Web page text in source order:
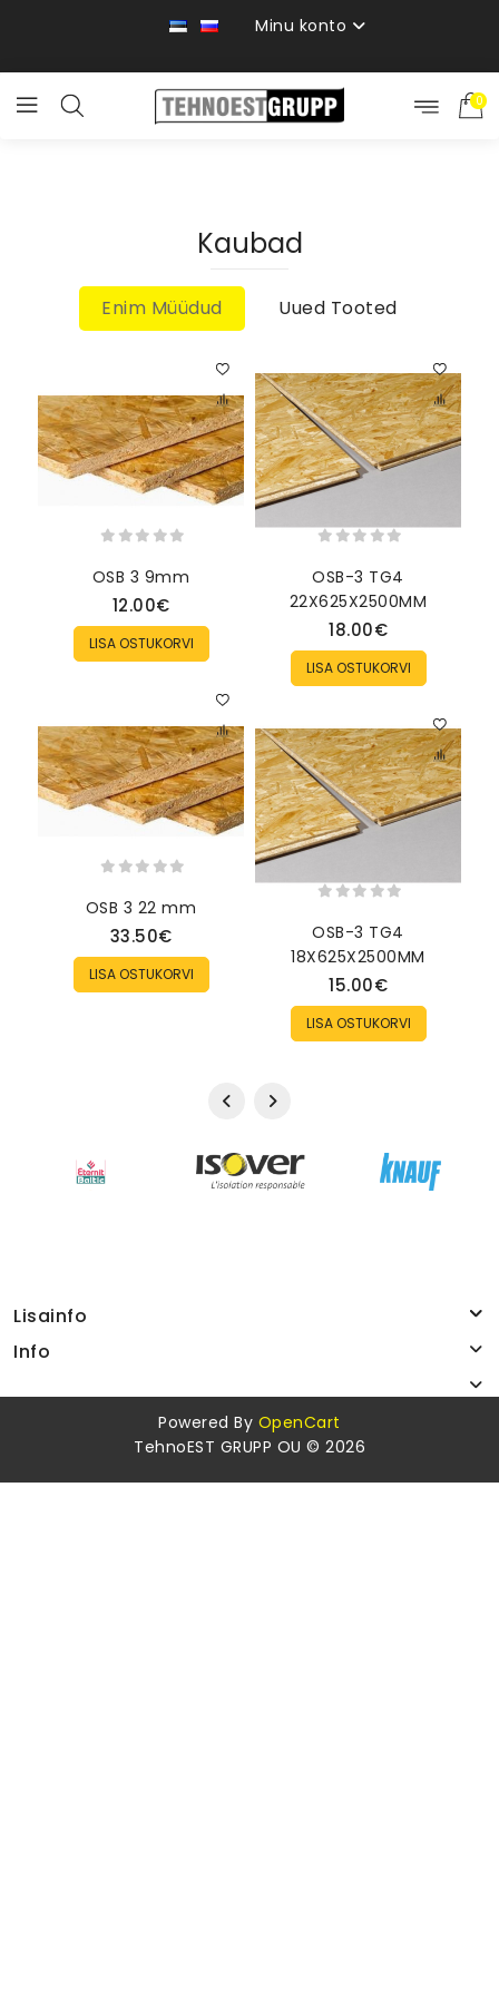
Minu konto
0
Kaubad
Enim Müüdud Uued Tooted
OSB 3 9mm
12.00€
LISA OSTUKORVI
OSB 3 22 mm
33.50€
LISA OSTUKORVI
OSB-3 TG4
22X625X2500MM
18.00€
LISA OSTUKORVI
OSB-3 TG4
18X625X2500MM
15.00€
LISA OSTUKORVI
Lisainfo
Info
Powered By OpenCart
TehnoEST GRUPP OU © 2026